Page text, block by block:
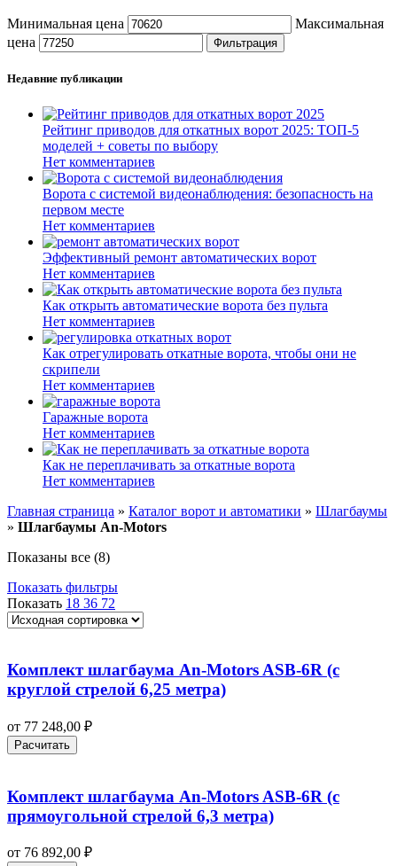
Минимальная цена
Максимальная
цена
Фильтрация
Недавние публикации
Рейтинг приводов для откатных ворот 2025: ТОП-5
моделей + советы по выбору
Нет комментариев
Ворота с системой видеонаблюдения: безопасность на
первом месте
Нет комментариев
Эффективный ремонт автоматических ворот
Нет комментариев
Как открыть автоматические ворота без пульта
Нет комментариев
Как отрегулировать откатные ворота, чтобы они не
скрипели
Нет комментариев
Гаражные ворота
Нет комментариев
Как не переплачивать за откатные ворота
Нет комментариев
Главная страница » Каталог ворот и автоматики » Шлагбаумы
» Шлагбаумы An-Motors
Показаны все (8)
Показать фильтры
Показать 18 36 72
Комплект шлагбаума An-Motors ASB-6R (с
круглой стрелой 6,25 метра)
от 77 248,00 ₽
Расчитать
Комплект шлагбаума An-Motors ASB-6R (с
прямоугольной стрелой 6,3 метра)
от 76 892,00 ₽